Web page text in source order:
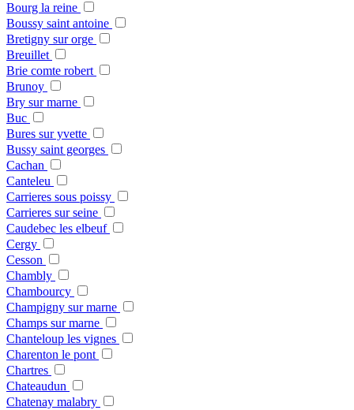
Bourg la reine
Boussy saint antoine
Bretigny sur orge
Breuillet
Brie comte robert
Brunoy
Bry sur marne
Buc
Bures sur yvette
Bussy saint georges
Cachan
Canteleu
Carrieres sous poissy
Carrieres sur seine
Caudebec les elbeuf
Cergy
Cesson
Chambly
Chambourcy
Champigny sur marne
Champs sur marne
Chanteloup les vignes
Charenton le pont
Chartres
Chateaudun
Chatenay malabry